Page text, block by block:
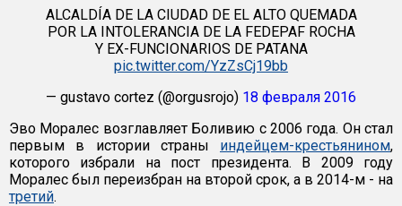
ALCALDÍA DE LA CIUDAD DE EL ALTO QUEMADA
POR LA INTOLERANCIA DE LA FEDEPAF ROCHA
Y EX-FUNCIONARIOS DE PATANA
pic.twitter.com/YzZsCj19bb
— gustavo cortez (@orgusrojo) 18 февраля 2016
Эво Моралес возглавляет Боливию с 2006 года. Он стал
первым в истории страны индейцем-крестьянином,
которого избрали на пост президента. В 2009 году
Моралес был переизбран на второй срок, а в 2014-м - на
третий.